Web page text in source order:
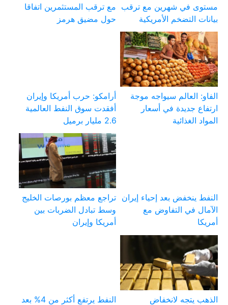
مستوى في شهرين مع ترقب
بيانات التضخم الأمريكية
مع ترقب المستثمرين اتفاقا
حول مضيق هرمز
الفاو: العالم سيواجه موجة
ارتفاع جديدة في أسعار
المواد الغذائية
أرامكو: حرب أمريكا وإيران
أفقدت سوق النفط العالمية
2.6 مليار برميل
النفط ينخفض بعد إحياء إيران
الآمال في التفاوض مع
أمريكا
تراجع معظم بورصات الخليج
وسط تبادل الضربات بين
أمريكا وإيران
الذهب يتجه لانخفاض
النفط يرتفع أكثر من 4% بعد